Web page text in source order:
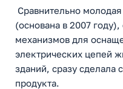
Сравнительно
(основана в 2007
механизмов для
электрических цепей
зданий, сразу сделала
продукта.